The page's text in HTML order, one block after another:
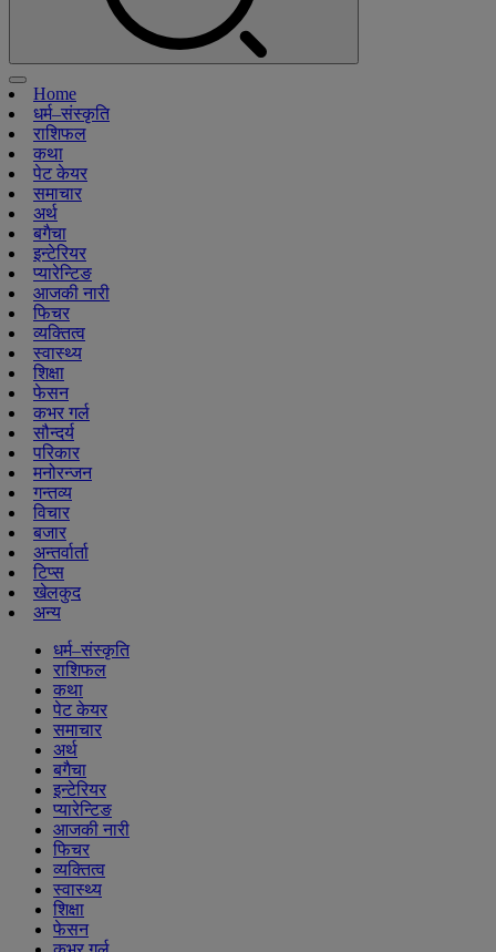
Home
धर्म–संस्कृति
राशिफल
कथा
पेट केयर
समाचार
अर्थ
बगैचा
इन्टेरियर
प्यारेन्टिङ
आजकी नारी
फिचर
व्यक्तित्व
स्वास्थ्य
शिक्षा
फेसन
कभर गर्ल
सौन्दर्य
परिकार
मनोरन्जन
गन्तव्य
विचार
बजार
अन्तर्वार्ता
टिप्स
खेलकुद
अन्य
धर्म–संस्कृति
राशिफल
कथा
पेट केयर
समाचार
अर्थ
बगैचा
इन्टेरियर
प्यारेन्टिङ
आजकी नारी
फिचर
व्यक्तित्व
स्वास्थ्य
शिक्षा
फेसन